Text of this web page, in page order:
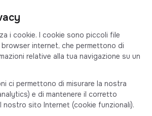
soggetta a
e vi condurrà
in famiglia o in
i cookie. I cookie sono piccoli file
internet, che permettono di
relative alla tua navigazione su un
ci permettono di misurare la nostra
e di mantenere il corretto
nostro sito Internet (cookie funzionali).